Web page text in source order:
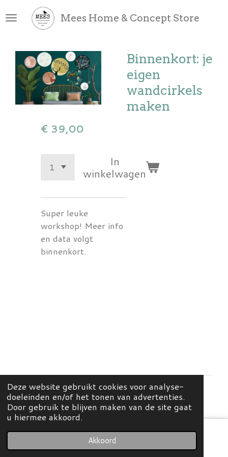
Deze website gebruikt cookies voor analyse-
doeleinden en/of het tonen van advertenties.
Door gebruik te blijven maken van de site gaat
u hiermee akkoord.
Akkoord
direct
hoofdinhoud
Mees Home & Concept Store
Binnenkort: je
eigen
wandcirkels
maken
€ 39,00
In
winkelwagen
Super leuke
workshop! Meer info
en data volgt
binnenkort.
© 2026 Mees Home & Concept Store
Kaart